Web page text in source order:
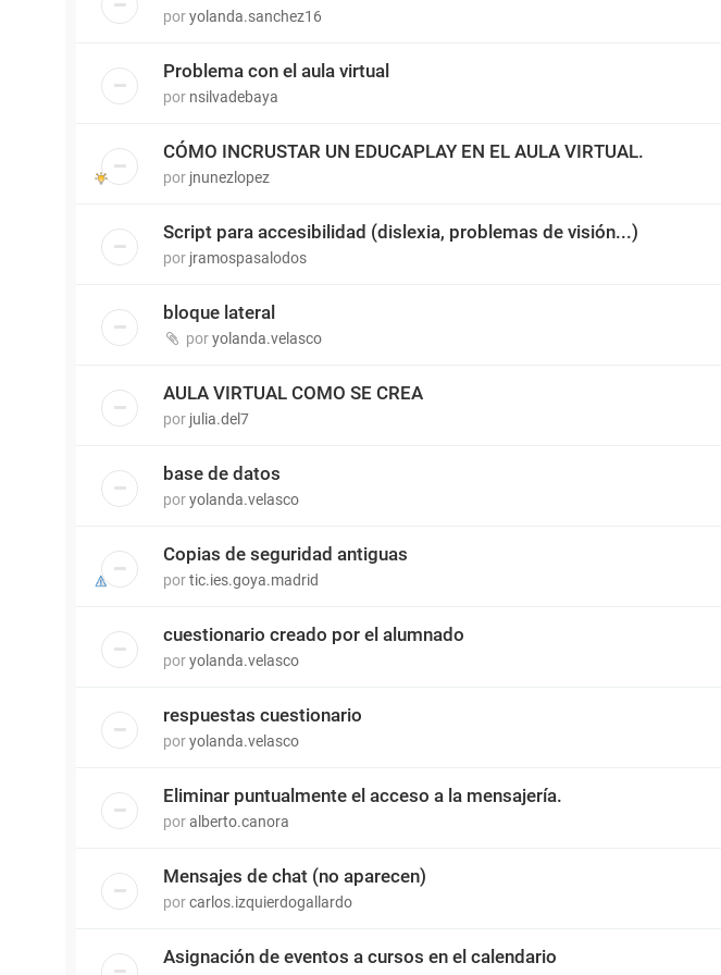
poryolanda.sanchez16
Problema con el aula virtual
por nsilvadebaya
CÓMO INCRUSTAR UN EDUCAPLAY EN EL AULA VIRTUAL.
por jnunezlopez
Script para accesibilidad (dislexia, problemas de visión...)
por jramospasalodos
bloque lateral
poryolanda.velasco
AULA VIRTUAL COMO SE CREA
por julia.del7
base de datos
poryolanda.velasco
Copias de seguridad antiguas
portic.ies.goya.madrid
cuestionario creado por el alumnado
poryolanda.velasco
respuestas cuestionario
poryolanda.velasco
Eliminar puntualmente el acceso a la mensajería.
poralberto.canora
Mensajes de chat (no aparecen)
porcarlos.izquierdogallardo
Asignación de eventos a cursos en el calendario